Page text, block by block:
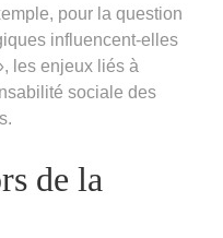
pour la question
influencent-elles
les enjeux liés à
sociale des
de la